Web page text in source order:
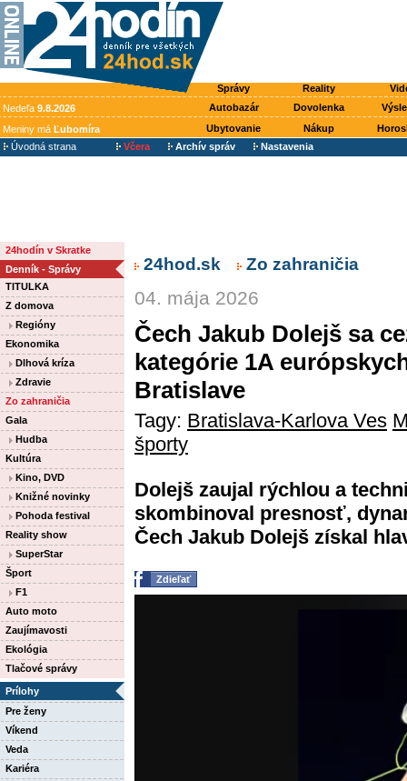
Správy Reality
Nedeľa 9.8.2026 Autobazár Dovolenka
Meniny má Ľubomíra Ubytovanie Nákup
Úvodná strana
Včera Archív správ Nastavenia
24hodín v Skratke
Denník - Správy
TITULKA
Z domova
Regióny
Ekonomika
Dlhová kríza
Zdravie
Zo zahraničia
Gala
Hudba
Kultúra
Kino, DVD
Knižné novinky
Pohoda festival
Reality show
SuperStar
Šport
F1
Auto moto
Zaujímavosti
Ekológia
Tlačové správy
Prílohy
Pre ženy
Víkend
Veda
Kariéra
24hod.sk Zo zahraničia
04. mája 2026
Čech Jakub Dolejš sa
kategórie 1A
Bratislave
Tagy: Bratislava-Karlova Ves
športy
Dolejš zaujal rýchlou a
skombinoval presnosť,
Čech Jakub Dolejš získal
Zdieľať